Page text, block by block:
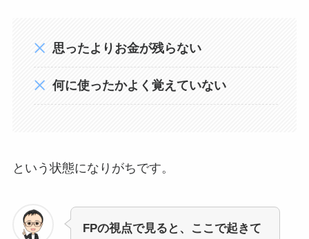
思ったよりお金が残らない
何に使ったかよく覚えていない
という状態になりがちです。
FPの視点で見ると、ここで起きて